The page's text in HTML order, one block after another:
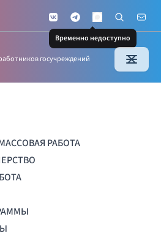
VKontakteTelegramMAX
Временно недоступно
Поиск по
Почта
госучреждений
РАБОТА